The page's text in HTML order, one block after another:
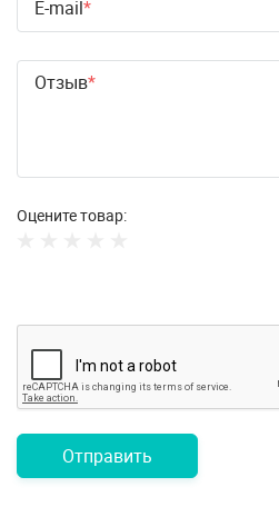
E-mail
Отзыв
Оцените товар:
Отправить